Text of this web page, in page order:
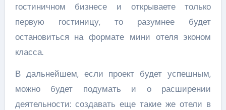
гостиничном бизнесе и открываете только
первую гостиницу, то разумнее будет
остановиться на формате мини отеля эконом
класса.
В дальнейшем, если проект будет успешным,
можно будет подумать и о расширении
деятельности: создавать еще такие же отели в